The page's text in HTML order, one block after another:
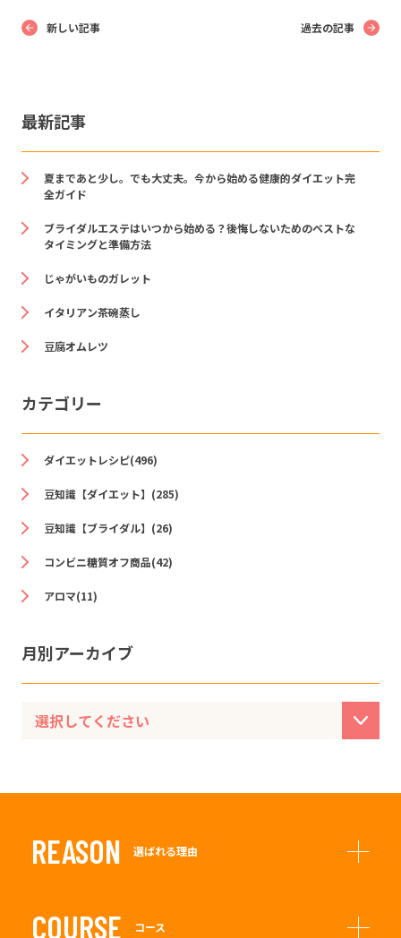
新しい記事 過去の記事
最新記事
夏まであと少し。でも大丈夫。今から始める健康的ダイエット完
全ガイド
ブライダルエステはいつから始める？後悔しないためのベストな
タイミングと準備方法
じゃがいものガレット
イタリアン茶碗蒸し
豆腐オムレツ
カテゴリー
ダイエットレシピ(496)
豆知識【ダイエット】(285)
豆知識【ブライダル】(26)
コンビニ糖質オフ商品(42)
アロマ(11)
月別アーカイブ
REASON 選ばれる理由
COURSE コース